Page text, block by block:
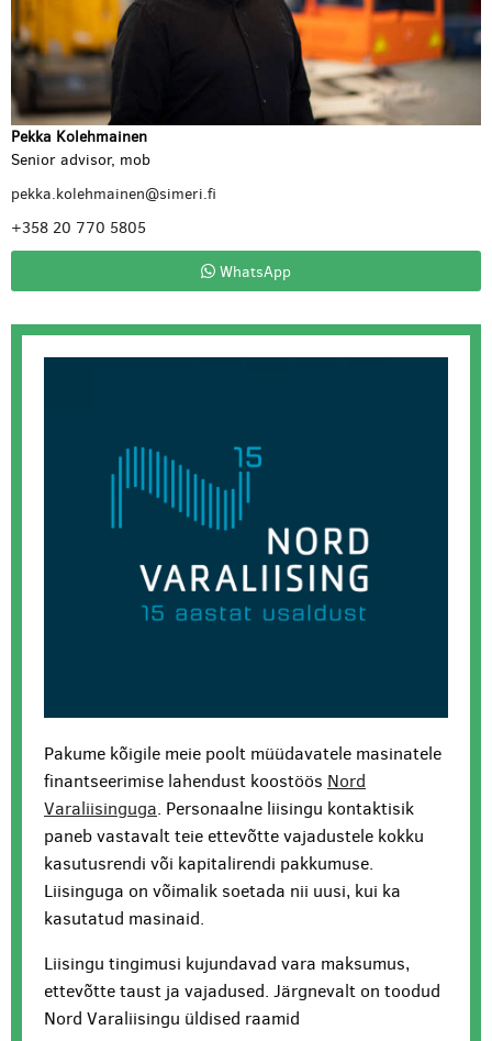
Pekka Kolehmainen
Senior advisor, mob
pekka.kolehmainen@simeri.fi
+358 20 770 5805
WhatsApp
Pakume kõigile meie poolt müüdavatele masinatele
finantseerimise lahendust koostöös Nord
Varaliisinguga. Personaalne liisingu kontaktisik
paneb vastavalt teie ettevõtte vajadustele kokku
kasutusrendi või kapitalirendi pakkumuse.
Liisinguga on võimalik soetada nii uusi, kui ka
kasutatud masinaid.
Liisingu tingimusi kujundavad vara maksumus,
ettevõtte taust ja vajadused. Järgnevalt on toodud
Nord Varaliisingu üldised raamid